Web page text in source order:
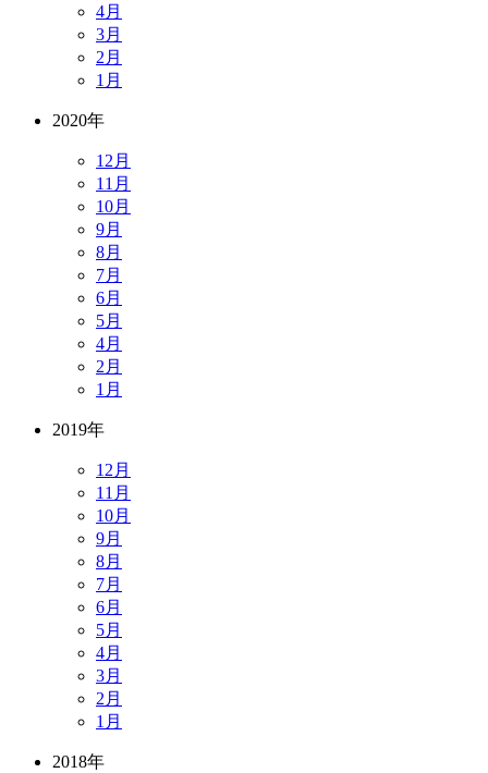
4月
3月
2月
1月
2020年
12月
11月
10月
9月
8月
7月
6月
5月
4月
2月
1月
2019年
12月
11月
10月
9月
8月
7月
6月
5月
4月
3月
2月
1月
2018年